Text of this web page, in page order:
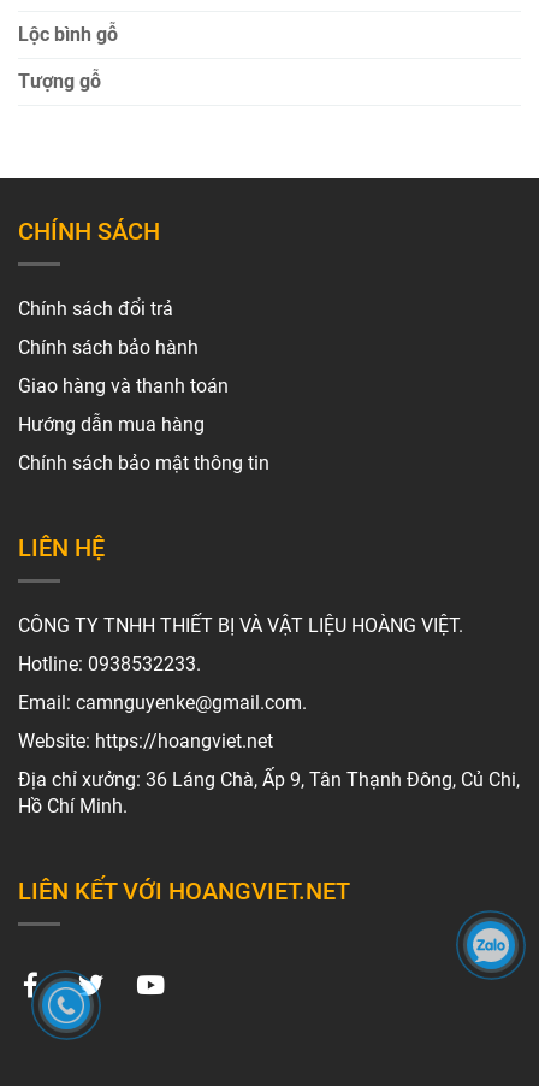
Lộc bình gỗ
Tượng gỗ
CHÍNH SÁCH
Chính sách đổi trả
Chính sách bảo hành
Giao hàng và thanh toán
Hướng dẫn mua hàng
Chính sách bảo mật thông tin
LIÊN HỆ
CÔNG TY TNHH THIẾT BỊ VÀ VẬT LIỆU HOÀNG VIỆT.
Hotline: 0938532233.
Email: camnguyenke@gmail.com.
Website: https://hoangviet.net
Địa chỉ xưởng: 36 Láng Chà, Ấp 9, Tân Thạnh Đông, Củ Chi,
Hồ Chí Minh.
LIÊN KẾT VỚI HOANGVIET.NET